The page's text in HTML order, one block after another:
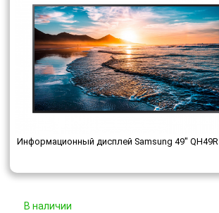
Информационный дисплей Samsung 49" QH49R
В наличии